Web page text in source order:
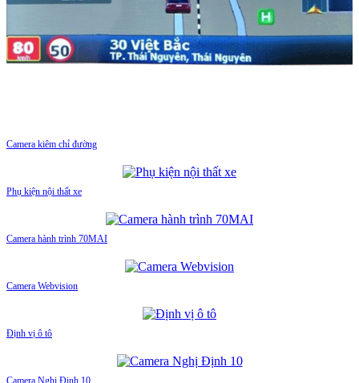
Camera kiêm chỉ đường
Phụ kiện nội thất xe
Camera hành trình 70MAI
Camera Webvision
Định vị ô tô
Camera Nghị Định 10